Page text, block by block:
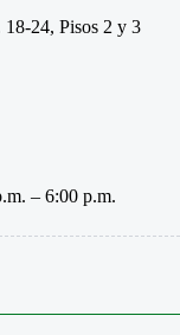
24, Pisos 2 y 3
– 6:00 p.m.